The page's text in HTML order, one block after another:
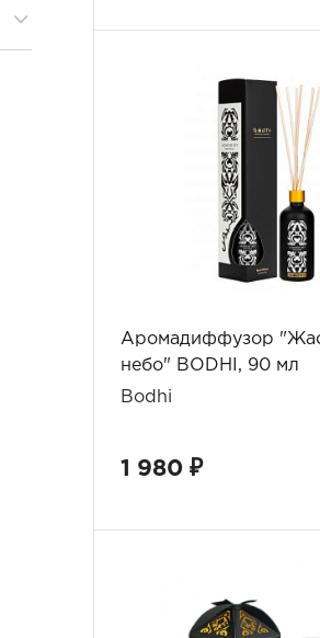
Аромадиффузор
небо" BODHI, 90 мл
Bodhi
1 980 ₽